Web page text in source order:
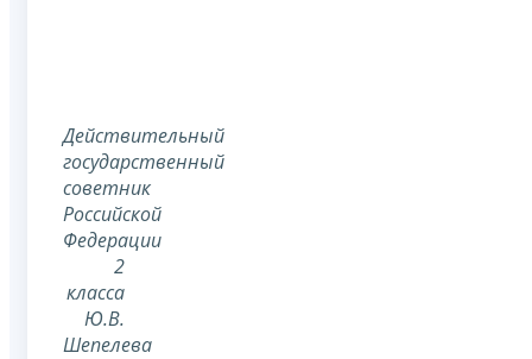
Действительный
государственный
советник
Российской
Федерации
2
класса
Ю.В.
Шепелева